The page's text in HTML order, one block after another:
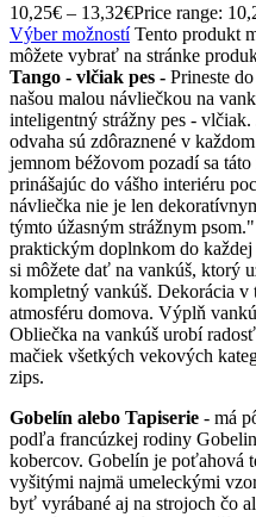
10,25€ – 13,32€Price range:
Výber možnostíTento produkt
môžete vybrať na stránke
Tango - vlčiak pes - Prineste
našou malou návliečkou na
inteligentný strážny pes -
odvaha sú zdôraznené v
jemnom béžovom pozadí sa
prinášajúc do vášho interiéru
návliečka nie je len
týmto úžasným strážnym psom."
praktickým doplnkom do
si môžete dať na vankúš, ktorý
kompletný vankúš. Dekorácia v
atmosféru domova. Výplň
Obliečka na vankúš urobí
mačiek všetkých vekových
zips.
Gobelín alebo Tapiserie - má
podľa francúzkej rodiny
kobercov. Gobelín je poťahová
vyšitými najmä umeleckými
byť vyrábané aj na strojoch čo